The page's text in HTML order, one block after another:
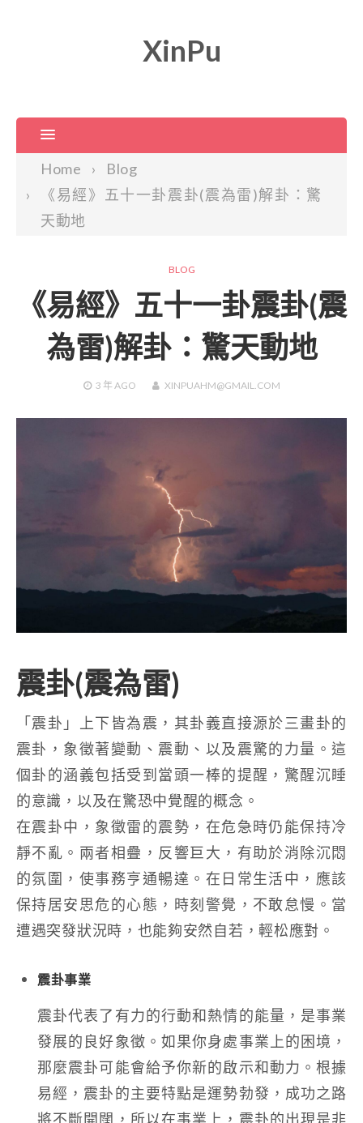
XinPu
Home
Blog
《易經》五十一卦震卦(震為雷)解卦：驚
天動地
BLOG
《易經》五十一卦震卦(震
為雷)解卦：驚天動地
3 年AGO XINPUAHM@GMAIL.COM
震卦(震為雷)
「震卦」上下皆為震，其卦義直接源於三畫卦的
震卦，象徵著變動、震動、以及震驚的力量。這
個卦的涵義包括受到當頭一棒的提醒，驚醒沉睡
的意識，以及在驚恐中覺醒的概念。
在震卦中，象徵雷的震勢，在危急時仍能保持冷
靜不亂。兩者相疊，反響巨大，有助於消除沉悶
的氛圍，使事務亨通暢達。在日常生活中，應該
保持居安思危的心態，時刻警覺，不敢怠慢。當
遭遇突發狀況時，也能夠安然自若，輕松應對。
震卦事業
震卦代表了有力的行動和熱情的能量，是事業
發展的良好象徵。如果你身處事業上的困境，
那麼震卦可能會給予你新的啟示和動力。根據
易經，震卦的主要特點是運勢勃發，成功之路
將不斷開闊，所以在事業上，震卦的出現是非